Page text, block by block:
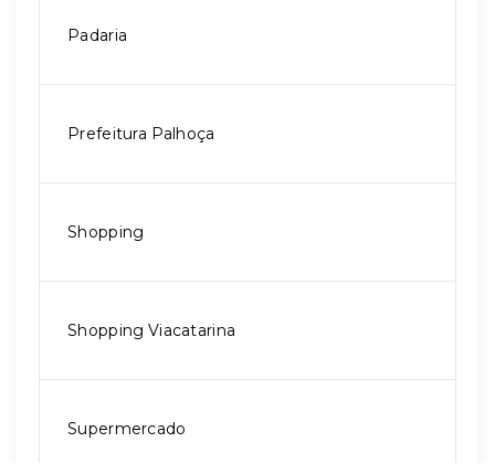
Padaria
Prefeitura Palhoça
Shopping
Shopping Viacatarina
Supermercado